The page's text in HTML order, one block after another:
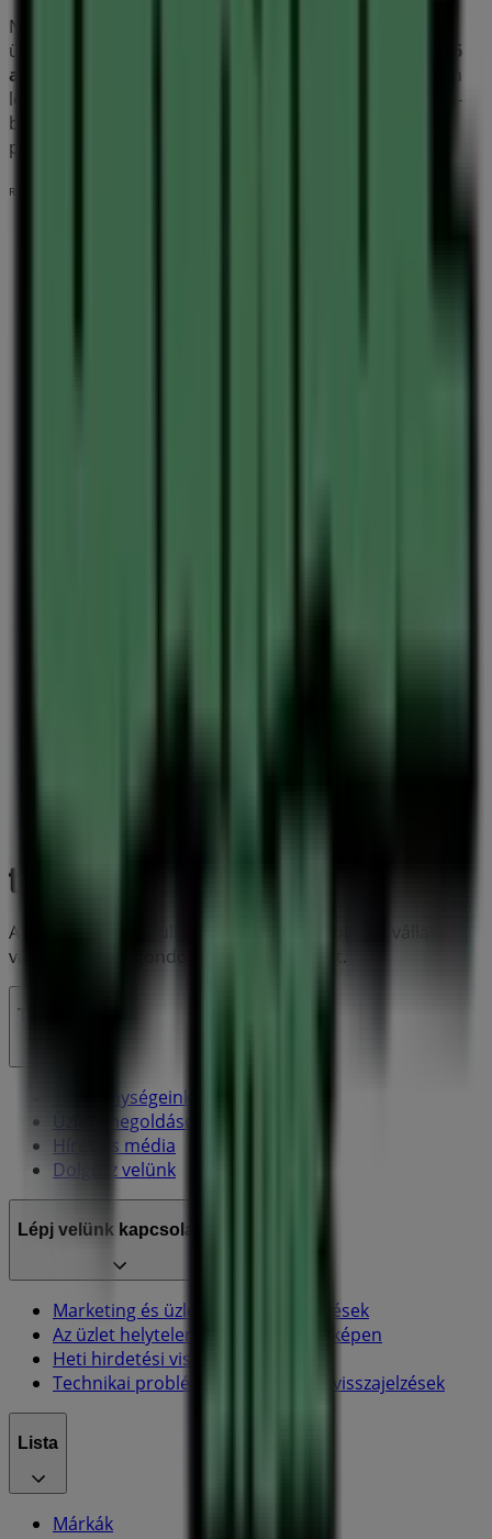
Ne hagyd ki a
üzleteiben, és maradj naprakész a legjobb árakkal
2026
augusztus
folyamán. A Tiendeo-n mindig megtalálod a
legjobb üzleteket és vásárlási lehetőségeket
-
ben. Kezd el felfedezni az üzleteket és a Neked szóló
promóciókat még ma!
Reklám
A Tiendeo a Shopfully része - ez a technológiai vállalat
világszerte újragondolja a helyi vásárlást.
Tiendeo
Tevékenységeink
Üzleti megoldások
Hírek és média
Dolgozz velünk
Lépj velünk kapcsolatba
Marketing és üzleti célú megkeresések
Az üzlet helytelenül található a térképen
Heti hirdetési visszajelzés
Technikai problémák és általános visszajelzések
Lista
Márkák